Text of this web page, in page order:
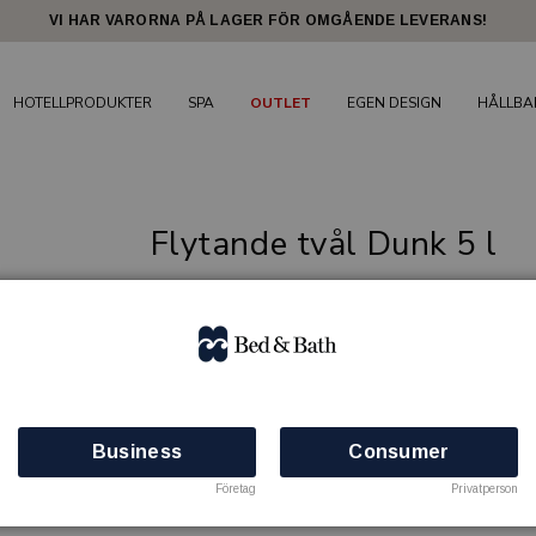
VI HAR VARORNA PÅ LAGER FÖR OMGÅENDE LEVERANS!
HOTELLPRODUKTER SPA OUTLET EGEN DESIGN
Flytande tvål Dunk 5 l
BED & BATH
Artikelnr: 80101202
Finns i lager
Business
Företag
Consumer
Privatperson